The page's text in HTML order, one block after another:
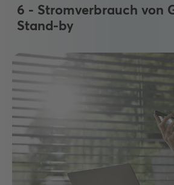
6 - Stromverbrauch von
Stand-by